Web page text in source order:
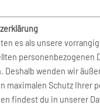
es als unsere
personenbezogenen
Deshalb wenden wir
maximalen Schutz Ihrer
findest du in unserer